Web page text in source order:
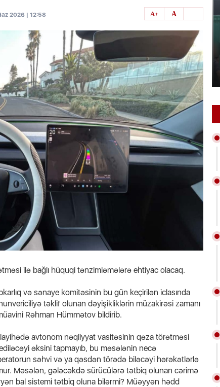
2026 | 12:58
ilə bağlı hüquqi tənzimləmələrə ehtiyac olacaq.
və sənaye komitəsinin bu gün keçirilən iclasında
təklif olunan dəyişikliklərin müzakirəsi zamanı
Rəhman Hümmətov bildirib.
layihədə avtonom nəqliyyat vasitəsinin qəza törətməsi
əksini tapmayıb, bu məsələnin necə
səhvi və ya qəsdən törədə biləcəyi hərəkətlərlə
Məsələn, gələcəkdə sürücülərə tətbiq olunan cərimə
bal sistemi tətbiq oluna bilərmi? Müəyyən hədd
Tailandda məktəbdə atışmada
ölənlərin sayı yeddi nəfərə çatıb
– YENİLƏNİB